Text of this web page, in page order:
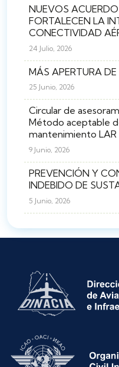
NUEVOS
FORTALECEN LA
CONECTIVIDAD
24 Julio, 2026
MÁS APERTURA DE
25 Junio, 2026
Circular de
Método aceptable
mantenimiento LAR
9 Junio, 2026
PREVENCIÓN Y
INDEBIDO DE
5 Junio, 2026